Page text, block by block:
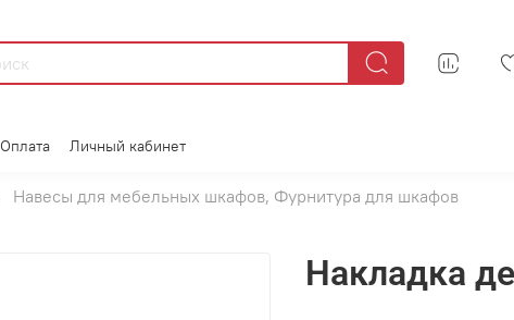
Оплата Личный кабинет
Навесы для мебельных шкафов, Фурнитура для шкафов
Накладка